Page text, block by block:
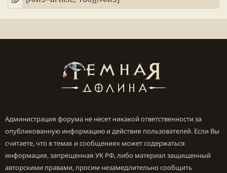
Администрация форума не несет никакой ответственности за
опубликованную информацию и действия пользователей. Если Вы
считаете, что в темах и сообщениях может содержаться
информация, запрещенная УК РФ, либо материал защищенный
авторскими правами, просим незамедлительно сообщить